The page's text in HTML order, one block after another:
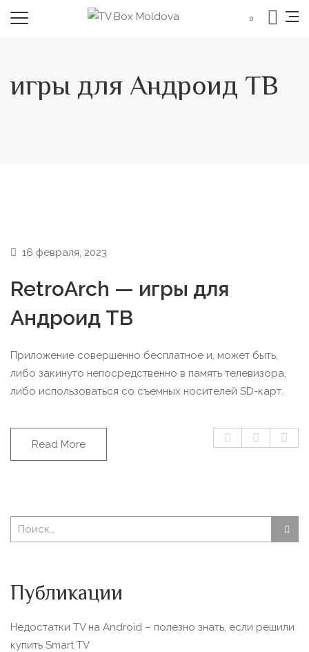
0
игры для Андроид ТВ
16 февраля, 2023
RetroArch — игры для
Андроид ТВ
Приложение совершенно бесплатное и, может быть,
либо закинуто непосредственно в память телевизора,
либо использоваться со съемных носителей SD-карт.
Read More
Публикации
Недостатки TV на Android – полезно знать, если решили
купить Smart TV